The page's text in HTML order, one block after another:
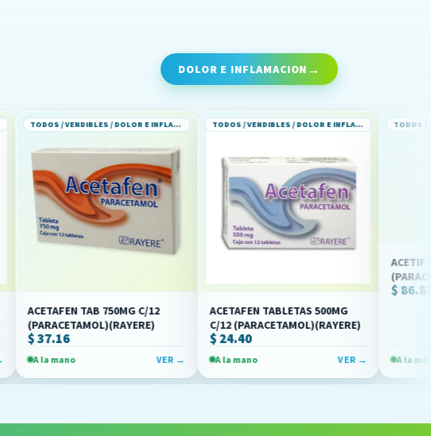
DOLOR E INFLAMACION
TODOS / VENDIBLES / DOLOR E INFLAMACION
TAB 750MG C/12
TODOS / VENDIBLES / DOLOR E INFLAMACION
ACETAFEN TABLETAS 500MG
C/12 (PARACETAMOL)(RAYERE)
A la mano
ACETIF SI SOL
$ 86.87
A la mano